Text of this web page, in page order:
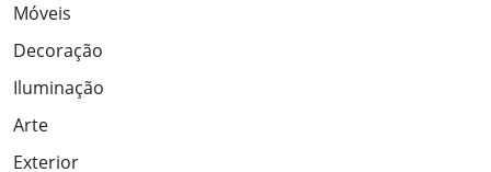
Móveis
Decoração
Iluminação
Arte
Exterior